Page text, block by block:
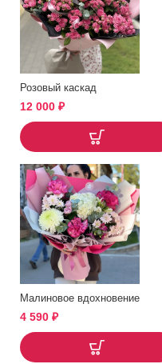
Розовый каскад
12 000 ₽
Малиновое вдохновение
4 590 ₽